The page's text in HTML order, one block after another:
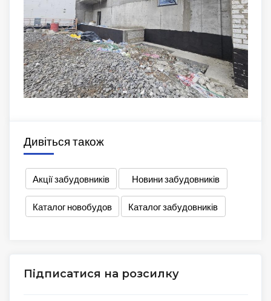
Дивіться також
Акції забудовників Новини забудовників
Каталог новобудов Каталог забудовників
Підписатися на розсилку